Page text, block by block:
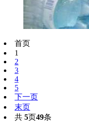
首页
1
2
3
4
5
下一页
末页
共 5页49条